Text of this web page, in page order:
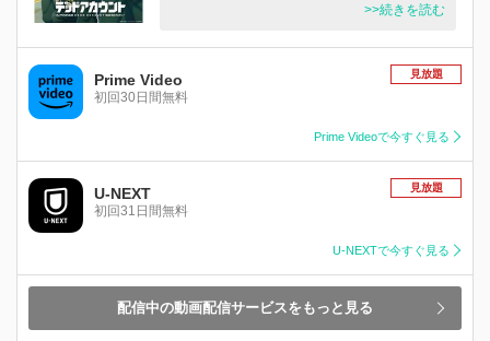
>>続きを読む
Prime Video
初回30日間無料
見放題
Prime Videoで今すぐ見る
U-NEXT
初回31日間無料
見放題
U-NEXTで今すぐ見る
配信中の動画配信サービスをもっと見る